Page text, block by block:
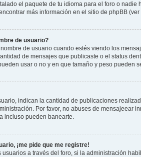
el paquete de tu idioma para el foro o
más información en el sitio de phpBB
de usuario?
de usuario cuando estés viendo los
de mensajes que publicaste o el status
usar o no y en que tamaño y peso
indican la cantidad de publicaciones
Por favor, no abuses de
incluso pueden banearte.
¡me pide que me registre!
a través del foro, si la administración